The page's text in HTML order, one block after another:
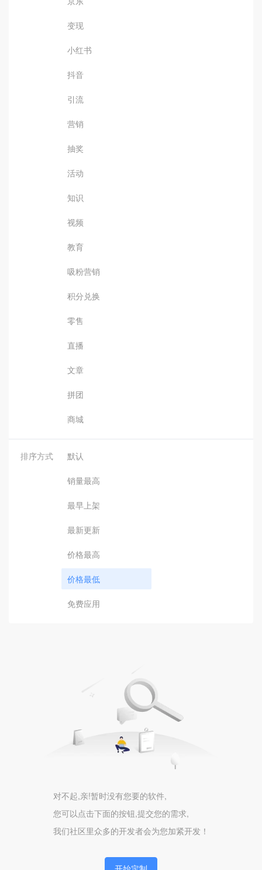
变现
小红书
抖音
引流
营销
抽奖
活动
知识
视频
教育
吸粉营销
积分兑换
零售
直播
文章
拼团
商城
排序方式 默认
销量最高
最早上架
最新更新
价格最高
价格最低
免费应用
对不起,亲!暂时没有您要的软件,
您可以点击下面的按钮,提交您的需求,
我们社区里众多的开发者会为您加紧开发！